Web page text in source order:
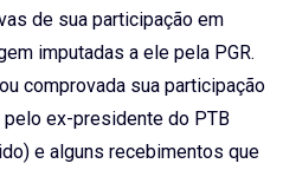
de sua participação em
imputadas a ele pela PGR.
comprovada sua participação
ex-presidente do PTB
e alguns recebimentos que